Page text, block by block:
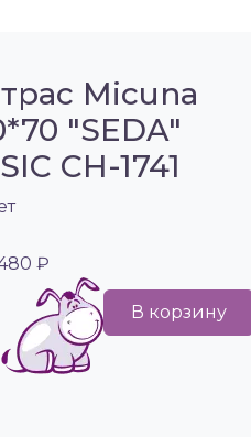
Micuna
"SEDA"
CH-1741
₽
В корзину